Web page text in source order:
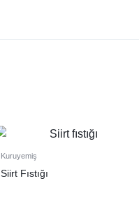
Kuruyemiş
Siirt Fıstığı